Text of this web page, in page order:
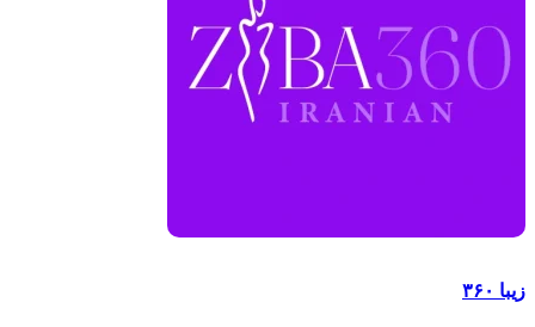
زیبا ۳۶۰